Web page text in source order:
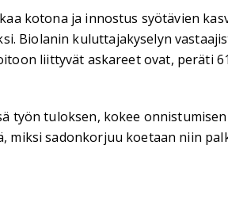
kotona ja innostus syötävien
Biolanin kuluttajakyselyn
liittyvät askareet ovat, peräti
tuloksen, kokee onnistumisen
miksi sadonkorjuu koetaan niin